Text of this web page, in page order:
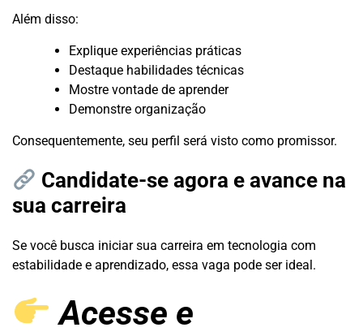
Além disso:
Explique experiências práticas
Destaque habilidades técnicas
Mostre vontade de aprender
Demonstre organização
Consequentemente, seu perfil será visto como promissor.
Candidate-se agora e avance na
sua carreira
Se você busca iniciar sua carreira em tecnologia com
estabilidade e aprendizado, essa vaga pode ser ideal.
Acesse e